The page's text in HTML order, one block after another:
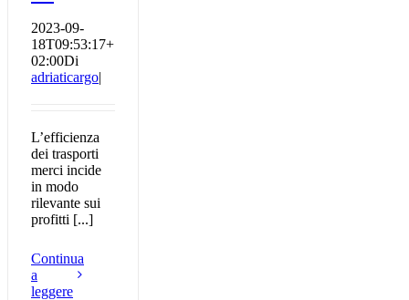
2023-09-
18T09:53:17+
02:00Di
adriaticargo|
L’efficienza
dei trasporti
merci incide
in modo
rilevante sui
profitti [...]
Continua
a
leggere